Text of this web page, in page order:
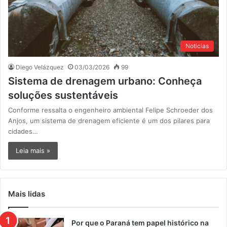
Noticias
Diego Velázquez 03/03/2026 99
Sistema de drenagem urbano: Conheça
soluções sustentáveis
Conforme ressalta o engenheiro ambiental Felipe Schroeder dos
Anjos, um sistema de drenagem eficiente é um dos pilares para
cidades…
Leia mais »
Mais lidas
Por que o Paraná tem papel histórico na